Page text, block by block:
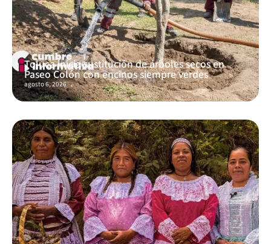
Toluca inicia sustitución de árboles secos en
Paseo Colón con encinos siempre verdes
agosto 6, 2026